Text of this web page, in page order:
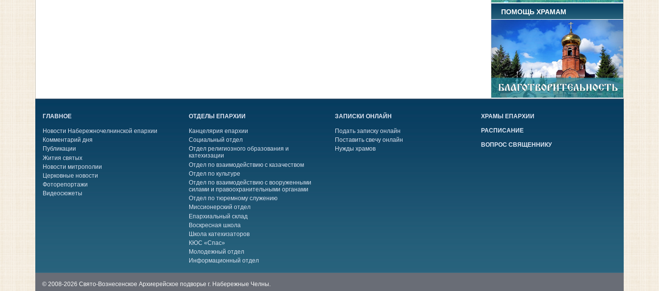
ПОМОЩЬ ХРАМАМ
ГЛАВНОЕ
Новости Набережночелнинской епархии
Комментарий дня
Публикации
Жития святых
Новости митрополии
Церковные новости
Фоторепортажи
Видеосюжеты
ОТДЕЛЫ ЕПАРХИИ
Канцелярия епархии
Социальный отдел
Отдел религиозного образования и
катехизации
Отдел по взаимодействию с казачеством
Отдел по культуре
Отдел по взаимодействию с вооруженными
силами и правоохранительными органами
Отдел по тюремному служению
Миссионерский отдел
Епархиальный склад
Воскресная школа
Школа катехизаторов
КЮС «Спас»
Молодежный отдел
Информационный отдел
ЗАПИСКИ ОНЛАЙН
Подать записку онлайн
Поставить свечу онлайн
Нужды храмов
ХРАМЫ ЕПАРХИИ
РАСПИСАНИЕ
ВОПРОС СВЯЩЕННИКУ
© 2008-2026 Свято-Вознесенское Архиерейское подворье г. Набережные Челны.